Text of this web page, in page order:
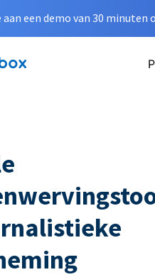
aan een demo van 30